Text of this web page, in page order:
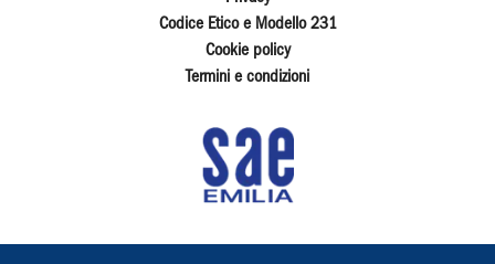
Codice Etico e Modello 231
Cookie policy
Termini e condizioni